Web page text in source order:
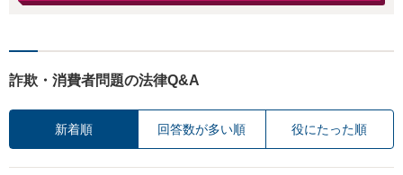
詐欺・消費者問題の法律Q&A
新着順 回答数が多い順 役にたった順